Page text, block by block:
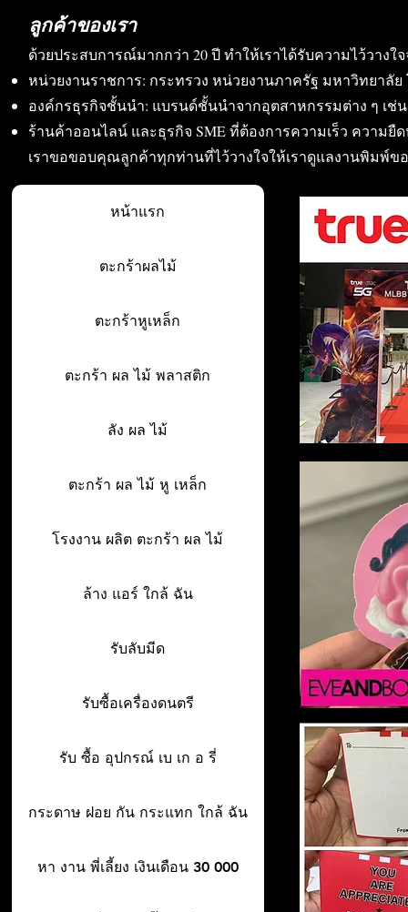
ลูกค้าของเรา
ด้วยประสบการณ์มากกว่า 20 ปี ทำให้เราได้รับความไว้วา
หน่วยงานราชการ: กระทรวง หน่วยงานภาครัฐ มหาวิทยาลัย
องค์กรธุรกิจชั้นนำ: แบรนด์ชั้นนำจากอุตสาหกรรมต่าง ๆ เช่
ร้านค้าออนไลน์ และธุรกิจ SME ที่ต้องการความเร็ว ความยื
เราขอขอบคุณลูกค้าทุกท่านที่ไว้วางใจให้เราดูแลงานพิมพ์ข
หน้าแรก
ตะกร้าผลไม้
ตะกร้าหูเหล็ก
ตะกร้า ผล ไม้ พลาสติก
ลัง ผล ไม้
ตะกร้า ผล ไม้ หู เหล็ก
โรงงาน ผลิต ตะกร้า ผล ไม้
ล้าง แอร์ ใกล้ ฉัน
รับลับมีด
รับซื้อเครื่องดนตรี
รับ ซื้อ อุปกรณ์ เบ เก อ รี่
กระดาษ ฝอย กัน กระแทก ใกล้ ฉัน
หา งาน พี่เลี้ยง เงินเดือน 30 000